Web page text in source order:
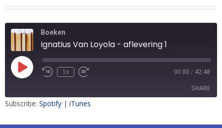
Boeken
Ignatius Van Loyola - aflevering 1
1x 00:00 / 42:48
SHARE
Subscribe: Spotify | iTunes